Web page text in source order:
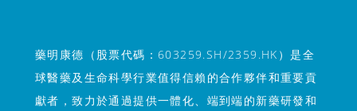
藥明康德（股票代碼：603259.SH/2359.HK）是全
球醫藥及生命科學行業值得信賴的合作夥伴和重要貢
獻者，致力於通過提供一體化、端到端的新藥研發和